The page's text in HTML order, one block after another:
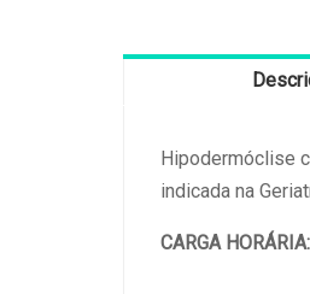
Hipodermóclise
indicada na
CARGA